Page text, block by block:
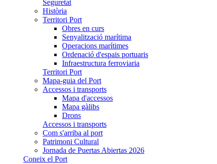
Seguretat
Història
Territori Port
Obres en curs
Senyalització marítima
Operacions marítimes
Ordenació d'espais portuaris
Infraestructura ferroviaria
Territori Port
Mapa-guia del Port
Accessos i transports
Mapa d'accessos
Mapa gàlibs
Drons
Accessos i transports
Com s'arriba al port
Patrimoni Cultural
Jornada de Puertas Abiertas 2026
Coneix el Port